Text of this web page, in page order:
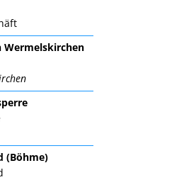
Wermelskirchen
(Böhme)